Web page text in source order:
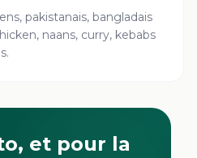
pakistanais, bangladais
naans, curry, kebabs
et pour la